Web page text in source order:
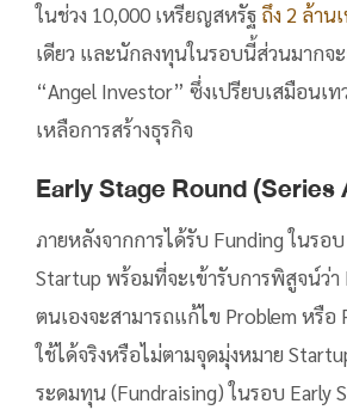
ในช่วง 10,000 เหรียญสหรัฐ ถึง 2 ล้าน
เดียว และนักลงทุนในรอบนี้ส่วนมากจะ
“Angel Investor” ซึ่งเปรียบเสมือนเท
เหลือการสร้างธุรกิจ
Early Stage Round (Series
ภายหลังจากการได้รับ Funding ในรอ
Startup พร้อมที่จะเข้ารับการพิสูจน์ว่า
ตนเองจะสามารถแก้ไข Problem หรือ
ใช้ได้จริงหรือไม่ตามจุดมุ่งหมาย
ระดมทุน (Fundraising) ในรอบ Early